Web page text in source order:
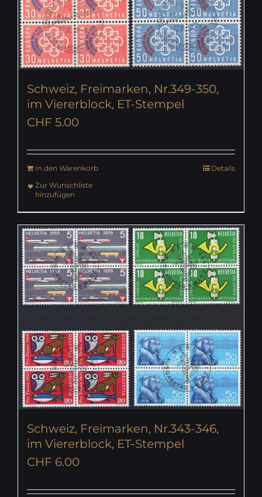
Schweiz, Freimarken, Nr.349-350,
im Viererblock, ET-Stempel
CHF 5.00
In den Warenkorb
Details
Zur Wunschliste
hinzufügen
Schweiz, Freimarken, Nr.343-346,
im Viererblock, ET-Stempel
CHF 6.00